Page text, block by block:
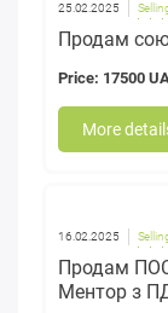
25.02.2025
Продам
Price: 17500
More
16.02.2025
Продам
Ментор з